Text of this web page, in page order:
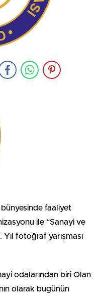
faaliyet
ile “Sanayi ve
fotoğraf yarışması
odalarından biri Olan
olarak bugünün